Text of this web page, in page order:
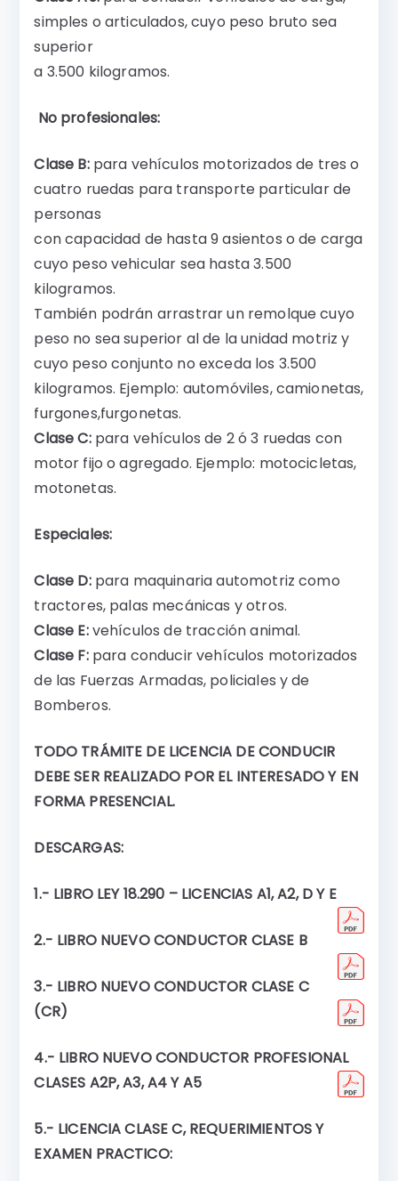
simples o articulados, cuyo peso bruto sea
superior
a 3.500 kilogramos.
No profesionales:
Clase B:para vehículos motorizados de tres o
cuatro ruedas para transporte particular de
personas
con capacidad de hasta 9 asientos o de carga
cuyo peso vehicular sea hasta 3.500
kilogramos.
También podrán arrastrar un remolque cuyo
peso no sea superior al de la unidad motriz y
cuyo peso conjunto no exceda los 3.500
kilogramos. Ejemplo: automóviles, camionetas,
furgones,furgonetas.
Clase C:para vehículos de 2 ó 3 ruedas con
motor fijo o agregado. Ejemplo: motocicletas,
motonetas.
Especiales:
Clase D:para maquinaria automotriz como
tractores, palas mecánicas y otros.
Clase E:vehículos de tracción animal.
Clase F:para conducir vehículos motorizados
de las Fuerzas Armadas, policiales y de
Bomberos.
TODO TRÁMITE DE LICENCIA DE CONDUCIR
DEBE SER REALIZADO POR EL INTERESADO Y EN
FORMA PRESENCIAL.
DESCARGAS:
1.- LIBRO LEY 18.290 – LICENCIAS A1, A2, D Y E
2.- LIBRO NUEVO CONDUCTOR CLASE B
3.- LIBRO NUEVO CONDUCTOR CLASE C
(CR)
4.- LIBRO NUEVO CONDUCTOR PROFESIONAL
CLASES A2P, A3, A4 Y A5
5.- LICENCIA CLASE C, REQUERIMIENTOS Y
EXAMEN PRACTICO: